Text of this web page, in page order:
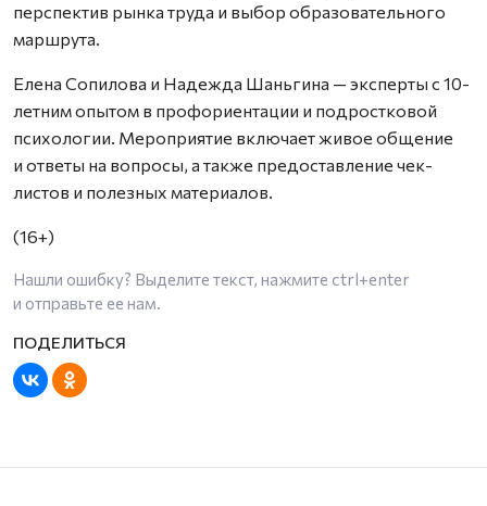
перспектив рынка труда и выбор образовательного
маршрута.
Елена Сопилова и Надежда Шаньгина — эксперты с 10-
летним опытом в профориентации и подростковой
психологии. Мероприятие включает живое общение
и ответы на вопросы, а также предоставление чек-
листов и полезных материалов.
(16+)
Нашли ошибку? Выделите текст, нажмите ctrl+enter
и отправьте ее нам.